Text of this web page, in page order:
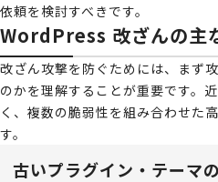
依頼を検討すべきです。
WordPress 改ざんの主
改ざん攻撃を防ぐためには、まず
のかを理解することが重要です。
く、複数の脆弱性を組み合わせた
す。
古いプラグイン・テーマ